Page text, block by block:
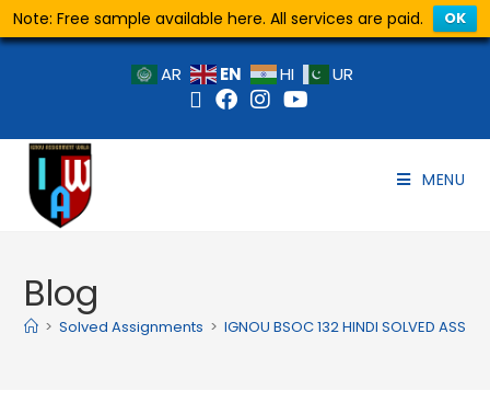
Note: Free sample available here. All services are paid. OK
AR EN HI UR
MENU
Blog
> Solved Assignments > IGNOU BSOC 132 HINDI SOLVED